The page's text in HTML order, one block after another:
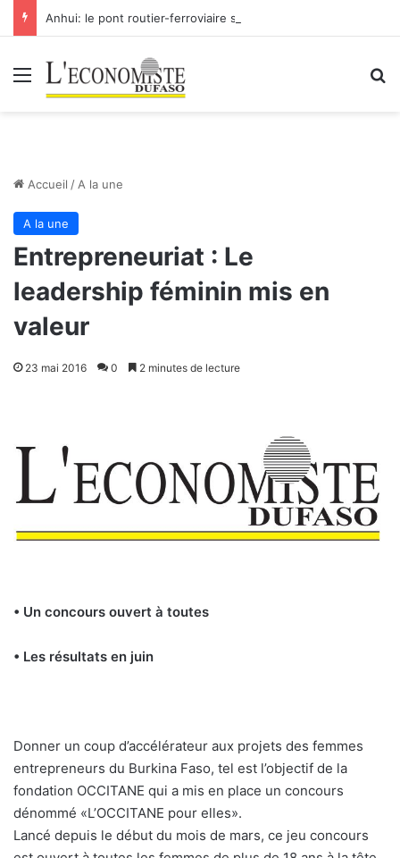
Menu
Accueil / A la une
A la une
Entrepreneuriat : Le
leadership féminin mis en
valeur
23 mai 2016 0 2 minutes de lecture
• Un concours ouvert à toutes
• Les résultats en juin
Donner un coup d’accélérateur aux projets des femmes
entrepreneurs du Burkina Faso, tel est l’objectif de la
fondation OCCITANE qui a mis en place un concours
dénommé «L’OCCITANE pour elles».
Lancé depuis le début du mois de mars, ce jeu concours